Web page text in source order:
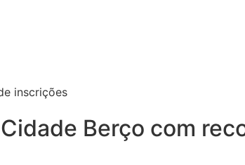
inscrições
Berço com